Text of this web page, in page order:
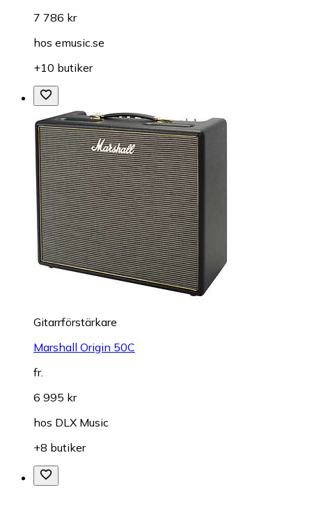
7 786 kr
hos emusic.se
+10 butiker
Gitarrförstärkare
Marshall Origin 50C
fr.
6 995 kr
hos DLX Music
+8 butiker